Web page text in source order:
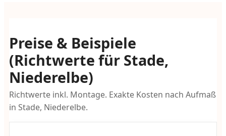
Preise & Beispiele
(Richtwerte für Stade,
Niederelbe)
Richtwerte inkl. Montage. Exakte Kosten nach Aufmaß
in Stade, Niederelbe.